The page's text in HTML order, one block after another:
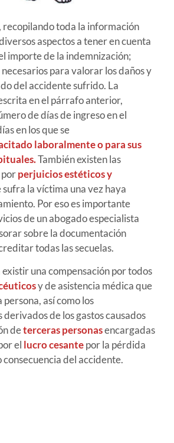
recopilando toda la información
aspectos a tener en cuenta
importe de la indemnización;
para valorar los daños y
del accidente sufrido. La
en el párrafo anterior,
de días de ingreso en el
en los que se
laboralmente o para sus
También existen las
perjuicios estéticos y
sufra la víctima una vez haya
Por eso es importante
de un abogado especialista
sobre la documentación
todas las secuelas.
una compensación por todos
y de asistencia médica que
así como los
de los gastos causados
deterceras personasencargadas
el lucro cesantepor la pérdida
consecuencia del accidente.